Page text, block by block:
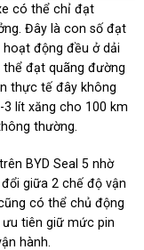
có thể chỉ đạt
Đây là con số đạt
động đều ở dải
thể đạt quãng đường
thực tế đây không
3 lít xăng cho 100 km
thường.
BYD Seal 5 nhờ
giữa 2 chế độ vận
có thể chủ động
tiên giữ mức pin
hành.